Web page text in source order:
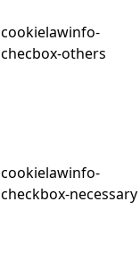
cookielawinfo-
checbox-others
cookielawinfo-
checkbox-necessary